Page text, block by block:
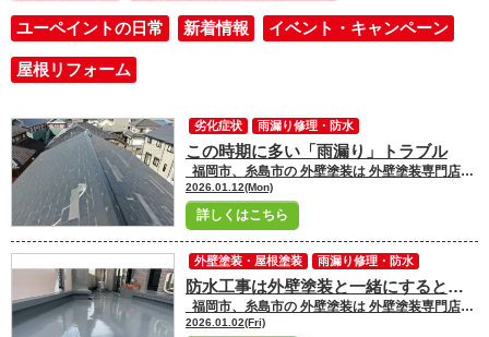
ユーペイントの日常 新着情報 イベント・キャンペーン
屋根リフォーム
この時期に多い「雨漏り」トラブル
福岡市、糸島市の 外壁塗装は 外壁塗装専門店ユーペイントへ お任せください！！★☆ ＼ブログ更新中／ 福岡市・糸島市にお住いの皆さんこんにちは！ 福岡市・糸島市地域密着の塗装専門店ユーペイント ショールームスタッフの岩佐です
2026.01.12(Mon)
詳しくはこちら
劣化症状 雨漏り修理・防水
防水工事は外壁塗装と一緒にするとメリットあり
福岡市、糸島市の 外壁塗装は 外壁塗装専門店ユーペイントへ お任せください！！★☆ ＼ブログ更新中／ 福岡市・糸島市にお住いの皆さんこんにちは！ 福岡市・糸島市地域密着の塗装専門店ユーペイント ショールームスタッフの原澤です
2026.01.02(Fri)
外壁塗装・屋根塗装 雨漏り修理・防水